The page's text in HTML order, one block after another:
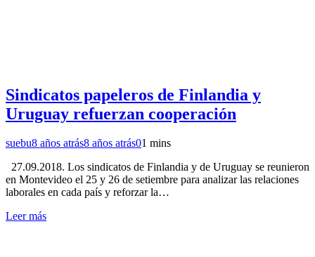
Sindicatos papeleros de Finlandia y
Uruguay refuerzan cooperación
suebu8 años atrás8 años atrás01 mins
27.09.2018. Los sindicatos de Finlandia y de Uruguay se reunieron
en Montevideo el 25 y 26 de setiembre para analizar las relaciones
laborales en cada país y reforzar la…
Leer más